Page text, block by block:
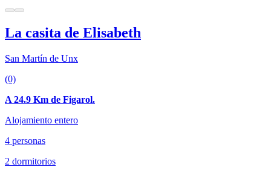
La casita de Elisabeth
San Martín de Unx
(0)
A 24.9 Km de Figarol.
Alojamiento entero
4 personas
2 dormitorios